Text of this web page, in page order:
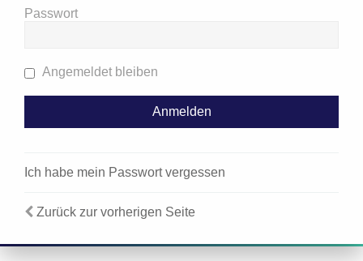
Passwort
Angemeldet bleiben
Ich habe mein Passwort vergessen
Zurück zur vorherigen Seite